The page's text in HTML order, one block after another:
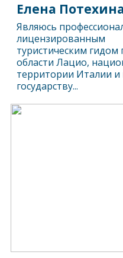
Елена
Являюсь
лицензированным
туристическим гидом
области Лацио,
территории Италии и
государству...